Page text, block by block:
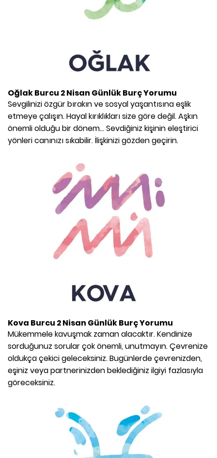
Oğlak Burcu 2 Nisan Günlük Burç Yorumu
Sevgilinizi özgür bırakın ve sosyal yaşantısına eşlik
etmeye çalışın. Hayal kırıklıkları size göre değil. Aşkın
önemli olduğu bir dönem... Sevdiğiniz kişinin eleştirici
yönleri canınızı sıkabilir. İlişkinizi gözden geçirin.
Kova Burcu 2 Nisan Günlük Burç Yorumu
Mükemmele kavuşmak zaman alacaktır. Kendinize
sorduğunuz sorular çok önemli, unutmayın. Çevrenize
oldukça çekici geleceksiniz. Bugünlerde çevrenizden,
eşiniz veya partnerinizden beklediğiniz ilgiyi fazlasıyla
göreceksiniz.